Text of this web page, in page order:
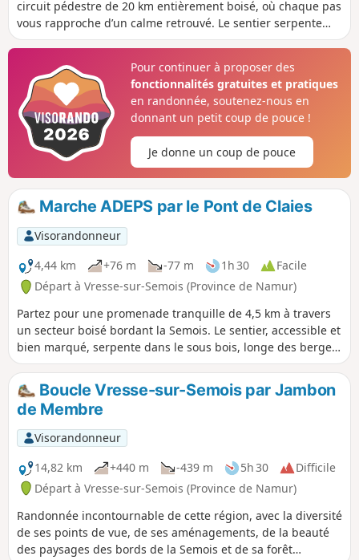
circuit pédestre de 20 km entièrement boisé, où chaque pas
vous rapproche d’un calme retrouvé. Le sentier serpente
entre grands arbres et ruisseaux murmurants, offrant
Idéal pour les promenades en famille, la photo nature ou la
simple déconnexion, ce parcours vous invite à respirer
profondément, écouter le chant des oiseaux et laisser le
temps ralentir. Accessible, sécurisé et préservé, c’est
l’escapade parfaite pour renouer avec l’essentiel. Venez
marcher, rêver et retrouver la magie du bois et de l’eau
Pour continuer à proposer des
fonctionnalités gratuites et pratiques
en randonnée, soutenez-nous en
donnant un petit coup de pouce !
Je donne un coup de pouce
Marche ADEPS par le Pont de Claies
Visorandonneur
4,44 km
+76 m -77 m 1h 30
Facile
Départ à Vresse-sur-Semois (Province de Namur)
Partez pour une promenade tranquille de 4,5 km à travers
un secteur boisé bordant la Semois. Le sentier, accessible et
bien marqué, serpente dans le sous bois, longe des berges
paisibles où l’on entend le murmure de l’eau. Moment fort :
la traversée du Pont de Claies et du Pont Saint-Lambert qui
ajoute une touche pittoresque au parcours. Convient aux
débutants, familles et amateurs de photos nature.
Boucle Vresse-sur-Semois par Jambon
de Membre
Visorandonneur
14,82 km
+440 m -439 m 5h 30
Difficile
Départ à Vresse-sur-Semois (Province de Namur)
Randonnée incontournable de cette région, avec la diversité
de ses points de vue, de ses aménagements, de la beauté
des paysages des bords de la Semois et de sa forêt